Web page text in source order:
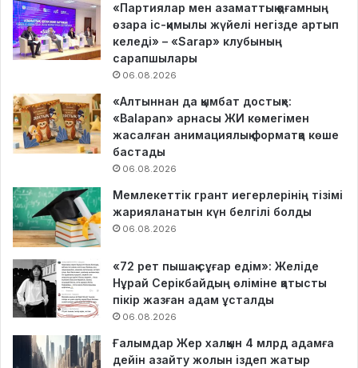
«Партиялар мен азаматтық қоғамның
өзара іс-қимылы жүйелі негізде артып
келеді» – «Sarap» клубының
сарапшылары
06.08.2026
«Алтыннан да қымбат достық»:
«Balapan» арнасы ЖИ көмегімен
жасалған анимациялық форматқа көше
бастады
06.08.2026
Мемлекеттік грант иегерлерінің тізімі
жарияланатын күн белгілі болды
06.08.2026
«72 рет пышақ сұғар едім»: Желіде
Нұрай Серікбайдың өліміне қатысты
пікір жазған адам ұсталды
06.08.2026
Ғалымдар Жер халқын 4 млрд адамға
дейін азайту жолын іздеп жатыр